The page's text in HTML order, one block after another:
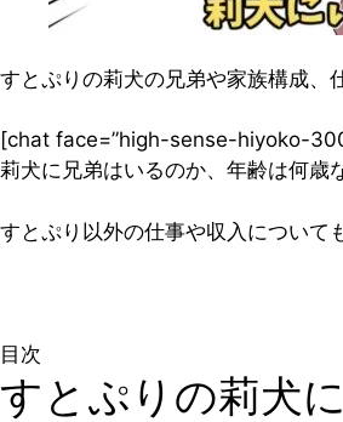
すとぷりの莉犬の兄弟や家族構成、
[chat face=”high-sense-hiyoko-
莉犬に兄弟はいるのか、年齢は何歳
すとぷり以外の仕事や収入について
目次
すとぷりの莉犬